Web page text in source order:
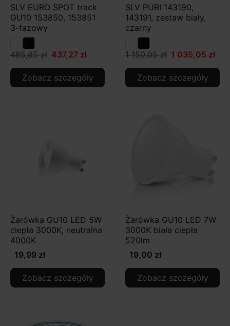
SLV EURO SPOT track
GU10 153850, 153851
3-fazowy
485,85 zł 437,27 zł
Zobacz szczegóły
SLV PURI 143190,
143191, zestaw biały,
czarny
1 150,05 zł 1 035,05 zł
Zobacz szczegóły
Żarówka GU10 LED 5W
ciepła 3000K, neutralna
4000K
19,99 zł
Zobacz szczegóły
Żarówka GU10 LED 7W
3000K biała ciepła
520lm
19,00 zł
Zobacz szczegóły